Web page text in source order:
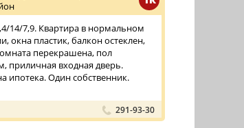
14/7,9. Квартира в нормальном
окна пластик, балкон остеклен,
перекрашена, пол
приличная входная дверь.
ипотека. Один собственник.
291-93-30